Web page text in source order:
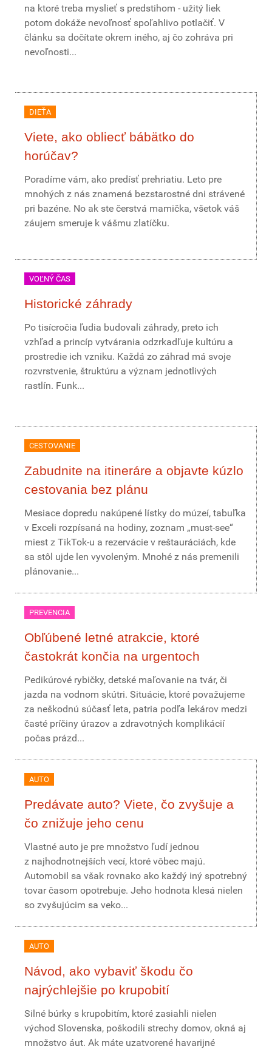
na ktoré treba myslieť s predstihom - užitý liek
potom dokáže nevoľnosť spoľahlivo potlačiť. V
článku sa dočítate okrem iného, aj čo zohráva pri
nevoľnosti...
DIEŤA
Viete, ako obliecť bábätko do
horúčav?
Poradíme vám, ako predísť prehriatiu. Leto pre
mnohých z nás znamená bezstarostné dni strávené
pri bazéne. No ak ste čerstvá mamička, všetok váš
záujem smeruje k vášmu zlatíčku.
VOĽNÝ ČAS
Historické záhrady
Po tisícročia ľudia budovali záhrady, preto ich
vzhľad a princíp vytvárania odzrkadľuje kultúru a
prostredie ich vzniku. Každá zo záhrad má svoje
rozvrstvenie, štruktúru a význam jednotlivých
rastlín. Funk...
CESTOVANIE
Zabudnite na itineráre a objavte kúzlo
cestovania bez plánu
Mesiace dopredu nakúpené lístky do múzeí, tabuľka
v Exceli rozpísaná na hodiny, zoznam „must-see“
miest z TikTok-u a rezervácie v reštauráciách, kde
sa stôl ujde len vyvoleným. Mnohé z nás premenili
plánovanie...
PREVENCIA
Obľúbené letné atrakcie, ktoré
častokrát končia na urgentoch
Pedikúrové rybičky, detské maľovanie na tvár, či
jazda na vodnom skútri. Situácie, ktoré považujeme
za neškodnú súčasť leta, patria podľa lekárov medzi
časté príčiny úrazov a zdravotných komplikácií
počas prázd...
AUTO
Predávate auto? Viete, čo zvyšuje a
čo znižuje jeho cenu
Vlastné auto je pre množstvo ľudí jednou
z najhodnotnejších vecí, ktoré vôbec majú.
Automobil sa však rovnako ako každý iný spotrebný
tovar časom opotrebuje. Jeho hodnota klesá nielen
so zvyšujúcim sa veko...
AUTO
Návod, ako vybaviť škodu čo
najrýchlejšie po krupobití
Silné búrky s krupobitím, ktoré zasiahli nielen
východ Slovenska, poškodili strechy domov, okná aj
množstvo áut. Ak máte uzatvorené havarijné